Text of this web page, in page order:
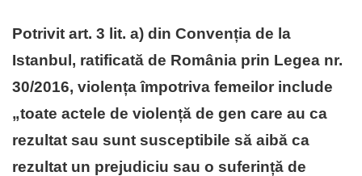
Potrivit art. 3 lit. a) din Convenția de la
Istanbul, ratificată de România prin Legea nr.
30/2016, violența împotriva femeilor include
„toate actele de violență de gen care au ca
rezultat sau sunt susceptibile să aibă ca
rezultat un prejudiciu sau o suferință de